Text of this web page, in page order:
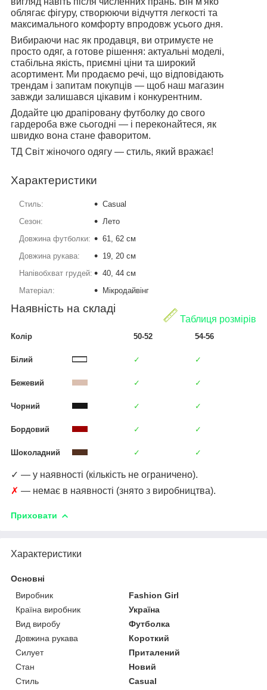
облягає фігуру, створюючи відчуття легкості та
максимального комфорту впродовж усього дня.
Вибираючи нас як продавця, ви отримуєте не
просто одяг, а готове рішення: актуальні моделі,
стабільна якість, приємні ціни та широкий
асортимент. Ми продаємо речі, що відповідають
трендам і запитам покупців — щоб наш магазин
завжди залишався цікавим і конкурентним.
Додайте цю драпіровану футболку до свого
гардероба вже сьогодні — і переконайтеся, як
швидко вона стане фаворитом.
ТД Світ жіночого одягу — стиль, який вражає!
Характеристики
Стиль:
Casual
Сезон:
Лето
Довжина футболки:
61, 62 см
Довжина рукава:
19, 20 см
Напівобхват грудей:
40, 44 см
Матеріал:
Мікродайвінг
Таблиця розмірів
Наявність на складі
Колір 50-52 54-56
Білий ✓ ✓
Бежевий ✓ ✓
Чорний ✓ ✓
Бордовий ✓ ✓
Шоколадний ✓ ✓
✓ — у наявності (кількість не ограничено).
✗ — немає в наявності (знято з виробництва).
Приховати
Характеристики
Основні
Виробник
Fashion Girl
Країна виробник
Україна
Вид виробу
Футболка
Довжина рукава
Короткий
Силует
Приталений
Стан
Новий
Стиль
Casual